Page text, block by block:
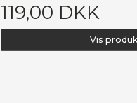
119,00 DKK
Vis